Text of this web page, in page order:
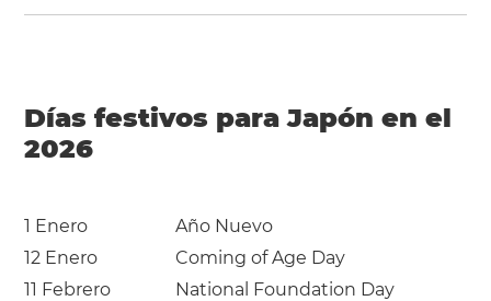
Días festivos para Japón en el
2026
1 Enero
Año Nuevo
12 Enero
Coming of Age Day
11 Febrero
National Foundation Day